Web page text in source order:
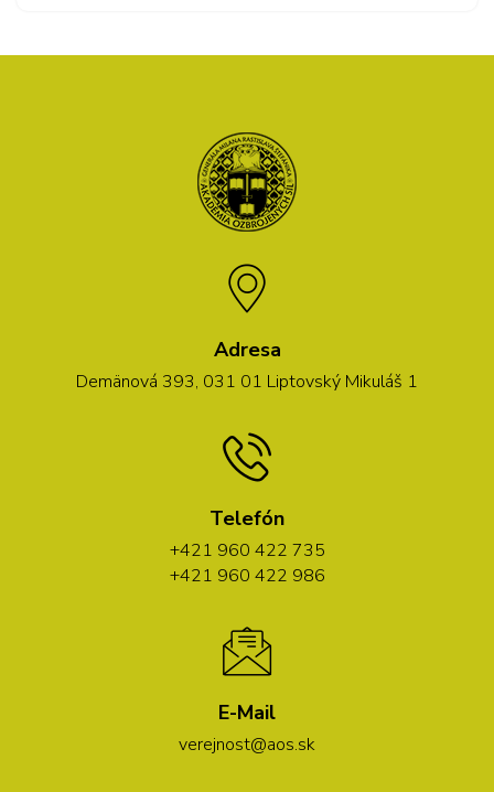
Adresa
Demänová 393, 031 01 Liptovský Mikuláš 1
Telefón
+421 960 422 735
+421 960 422 986
E-Mail
verejnost@aos.sk